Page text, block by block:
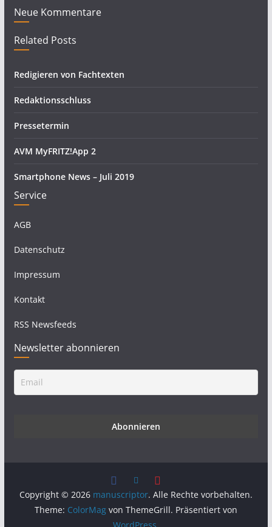
Neue Kommentare
Related Posts
Redigieren von Fachtexten
Redaktionsschluss
Pressetermin
AVM MyFRITZ!App 2
Smartphone News – Juli 2019
Service
AGB
Datenschutz
Impressum
Kontakt
RSS Newsfeeds
Newsletter abonnieren
Copyright © 2026 manuscriptor. Alle Rechte vorbehalten.
Theme: ColorMagvon ThemeGrill. Präsentiert von